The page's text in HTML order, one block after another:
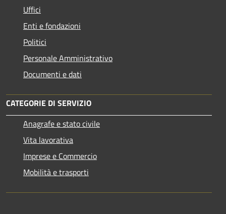
Uffici
Enti e fondazioni
Politici
Personale Amministrativo
Documenti e dati
CATEGORIE DI SERVIZIO
Anagrafe e stato civile
Vita lavorativa
Imprese e Commercio
Mobilità e trasporti